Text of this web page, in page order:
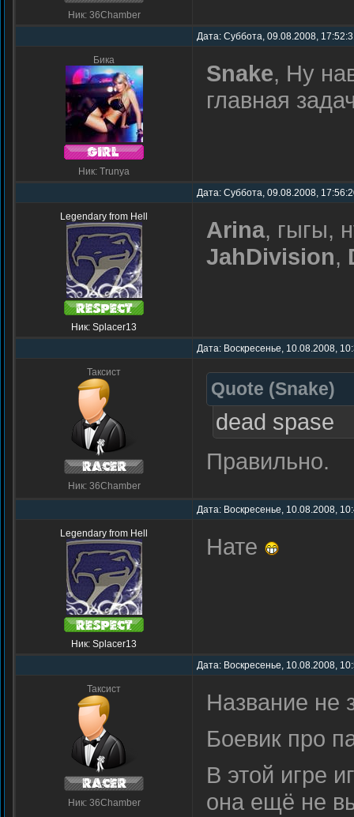
Ник: 36Chamber
Дата: Суббота, 09.08.2008,
Бика
Ник: Trunya
Snake, Ну
главная
Дата: Суббота, 09.08.2008,
Legendary from Hell
Ник: Splacer13
Arina, гыгы,
JahDivision,
Дата: Воскресенье, 10.08.2008,
Таксист
Ник: 36Chamber
Quote (Snake)
dead spase
Правильно.
Дата: Воскресенье, 10.08.2008,
Legendary from Hell
Ник: Splacer13
Нате
Дата: Воскресенье, 10.08.2008,
Таксист
Ник: 36Chamber
Название не
Боевик про
В этой игре
она ещё не